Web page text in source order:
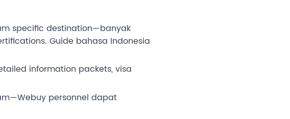
specific destination—banyak
Guide bahasa Indonesia
information packets, visa
personnel dapat